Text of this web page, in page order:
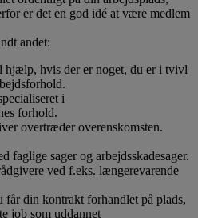
er det en god idé at være medlem
andet:
hjælp, hvis der er noget, du er i tvivl
i
forhold.
overtræder overenskomsten.
faglige sager og arbejdsskadesager.
ved f.eks. længerevarende
får din kontrakt forhandlet på plads,
job som uddannet